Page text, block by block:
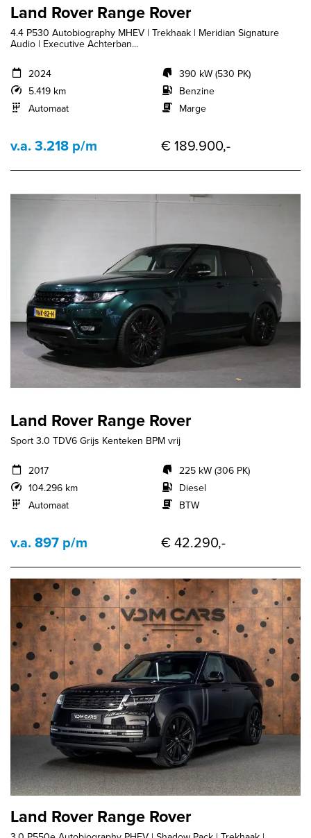
Land Rover Range Rover
4.4 P530 Autobiography MHEV | Trekhaak | Meridian Signature
Audio | Executive Achterban...
2024
5.419 km
Automaat
390 kW (530 PK)
Benzine
Marge
v.a. 3.218 p/m € 189.900,-
Land Rover Range Rover
Sport 3.0 TDV6 Grijs Kenteken BPM vrij
2017
104.296 km
Automaat
225 kW (306 PK)
Diesel
BTW
v.a. 897 p/m € 42.290,-
Land Rover Range Rover